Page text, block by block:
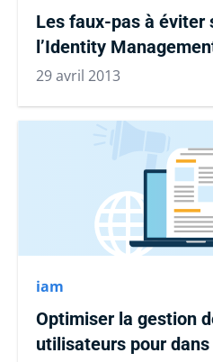
Les faux-pas à éviter
l’Identity
29 avril 2013
iam
Optimiser la gestion
utilisateurs pour